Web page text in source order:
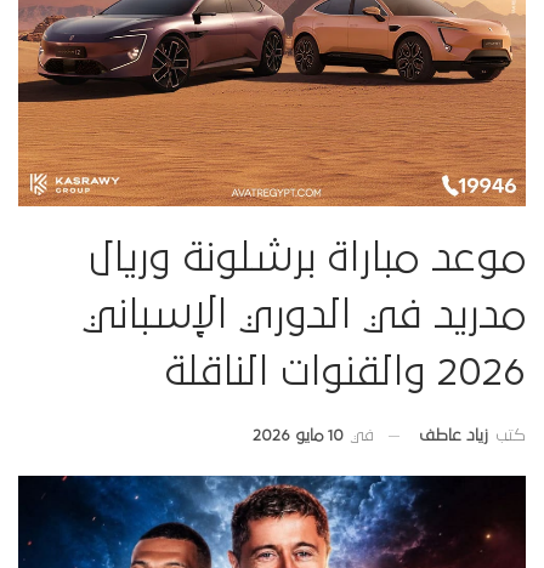
موعد مباراة برشلونة وريال
مدريد في الدوري الإسباني
2026 والقنوات الناقلة
كتب زياد عاطف في 10 مايو 2026